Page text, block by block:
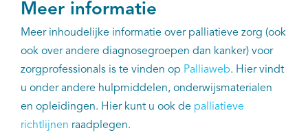
Meer informatie
Meer inhoudelijke informatie over palliatieve zorg (ook
ook over andere diagnosegroepen dan kanker) voor
zorgprofessionals is te vinden op Palliaweb. Hier vindt
u onder andere hulpmiddelen, onderwijsmaterialen
en opleidingen. Hier kunt u ook de palliatieve
richtlijnen raadplegen.